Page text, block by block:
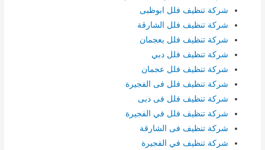
شركة تنظيف فلل ابوظبى
شركة تنظيف فلل الشارقة
شركة تنظيف فلل بعجمان
شركة تنظيف فلل دبي
شركة تنظيف فلل عجمان
شركة تنظيف فلل فى الفجيرة
شركة تنظيف فلل فى دبى
شركة تنظيف فلل في الفجيرة
شركة تنظيف فى الشارقة
شركة تنظيف في الفجيرة